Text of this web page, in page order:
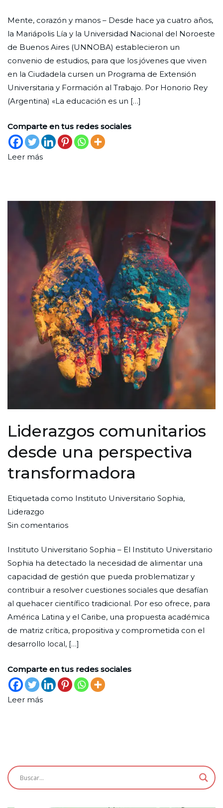
Nueva
de
octubre
de
2023
futuro
Mente, corazón y manos – Desde hace ya cuatro años,
la Mariápolis Lía y la Universidad Nacional del Noroeste
de Buenos Aires (UNNOBA) establecieron un
convenio de estudios, para que los jóvenes que viven
en la Ciudadela cursen un Programa de Extensión
Universitaria y Formación al Trabajo. Por Honorio Rey
(Argentina) «La educación es un […]
Comparte en tus redes sociales
Leer más
Liderazgos comunitarios
desde una perspectiva
transformadora
Por
Redaccion
Ciudad
Publicada
el
29
agosto
de
2023
Publicada
en
Formación
Etiquetada como Instituto Universitario Sophia,
Liderazgo
Sin comentariosen
comunitarios
desde
una
perspectiva
transformadora
Instituto Universitario Sophia – El Instituto Universitario
Sophia ha detectado la necesidad de alimentar una
capacidad de gestión que pueda problematizar y
contribuir a resolver cuestiones sociales que desafían
al quehacer científico tradicional. Por eso ofrece, para
América Latina y el Caribe, una propuesta académica
de matriz crítica, propositiva y comprometida con el
desarrollo local, […]
Comparte en tus redes sociales
Leer más